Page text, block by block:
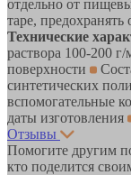
отдельно от
таре,
Технические
раствора 100-200
поверхности
синтетических
вспомогательные
даты изготовления
Отзывы
Помогите другим
кто поделится